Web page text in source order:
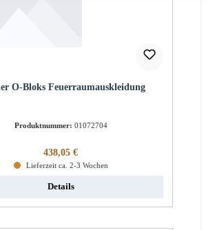
O-Bloks Feuerraumauskleidung
Produktnummer: 01072704
Regulärer Preis:
438,05 €
Lieferzeit ca. 2-3 Wochen
Details